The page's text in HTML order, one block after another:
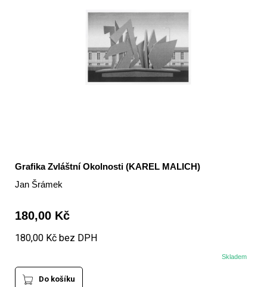
Grafika Zvláštní Okolnosti (KAREL MALICH)
Jan Šrámek
180,00 Kč
180,00 Kč bez DPH
Skladem
Do košíku